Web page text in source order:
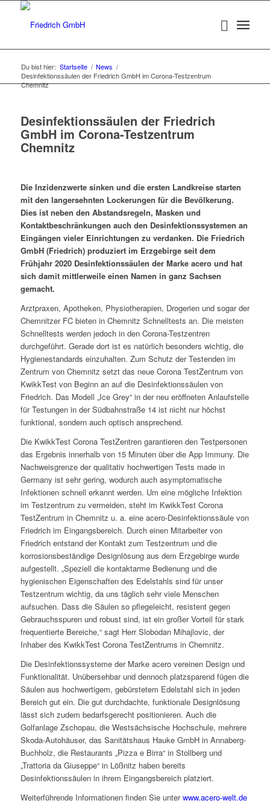
Du bist hier: Startseite / News /
Desinfektionssäulen der Friedrich GmbH im Corona-Testzentrum
Chemnitz
Desinfektionssäulen der Friedrich
GmbH im Corona-Testzentrum
Chemnitz
Die Inzidenzwerte sinken und die ersten Landkreise starten
mit den langersehnten Lockerungen für die Bevölkerung.
Dies ist neben den Abstandsregeln, Masken und
Kontaktbeschränkungen auch den Desinfektionssystemen an
Eingängen vieler Einrichtungen zu verdanken. Die Friedrich
GmbH (Friedrich) produziert im Erzgebirge seit dem
Frühjahr 2020 Desinfektionssäulen der Marke acero und hat
sich damit mittlerweile einen Namen in ganz Sachsen
gemacht.
Arztpraxen, Apotheken, Physiotherapien, Drogerien und sogar der
Chemnitzer FC bieten in Chemnitz Schnelltests an. Die meisten
Schnelltests werden jedoch in den Corona-Testzentren
durchgeführt. Gerade dort ist es natürlich besonders wichtig, die
Hygienestandards einzuhalten. Zum Schutz der Testenden im
Zentrum von Chemnitz setzt das neue Corona TestZentrum von
KwikkTest von Beginn an auf die Desinfektionssäulen von
Friedrich. Das Modell „Ice Grey“ in der neu eröffneten Anlaufstelle
für Testungen in der Südbahnstraße 14 ist nicht nur höchst
funktional, sondern auch optisch ansprechend.
Die KwikkTest Corona TestZentren garantieren den Testpersonen
das Ergebnis innerhalb von 15 Minuten über die App Immuny. Die
Nachweisgrenze der qualitativ hochwertigen Tests made in
Germany ist sehr gering, wodurch auch asymptomatische
Infektionen schnell erkannt werden. Um eine mögliche Infektion
im Testzentrum zu vermeiden, steht im KwikkTest Corona
TestZentrum in Chemnitz u. a. eine acero-Desinfektionssäule von
Friedrich im Eingangsbereich. Durch einen Mitarbeiter von
Friedrich entstand der Kontakt zum Testzentrum und die
korrosionsbeständige Designlösung aus dem Erzgebirge wurde
aufgestellt. „Speziell die kontaktarme Bedienung und die
hygienischen Eigenschaften des Edelstahls sind für unser
Testzentrum wichtig, da uns täglich sehr viele Menschen
aufsuchen. Dass die Säulen so pflegeleicht, resistent gegen
Gebrauchsspuren und robust sind, ist ein großer Vorteil für stark
frequentierte Bereiche,“ sagt Herr Slobodan Mihajlovic, der
Inhaber des KwikkTest Corona TestZentrums in Chemnitz.
Die Desinfektionssysteme der Marke acero vereinen Design und
Funktionalität. Unübersehbar und dennoch platzsparend fügen die
Säulen aus hochwertigem, gebürstetem Edelstahl sich in jeden
Bereich gut ein. Die gut durchdachte, funktionale Designlösung
lässt sich zudem bedarfsgerecht positionieren. Auch die
Golfanlage Zschopau, die Westsächsische Hochschule, mehrere
Skoda-Autohäuser, das Sanitätshaus Hauke GmbH in Annaberg-
Buchholz, die Restaurants „Pizza e Birra“ in Stollberg und
„Trattoria da Giuseppe“ in Lößnitz haben bereits
Desinfektionssäulen in ihrem Eingangsbereich platziert.
Weiterführende Informationen finden Sie unterwww.acero-welt.de